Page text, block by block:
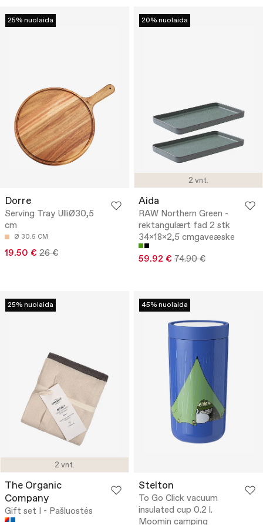
25% nuolaida
Dorre
Serving Tray UlliØ30,5
cm
Ø 30.5 CM
19.50 € 26 €
2 vnt.
20% nuolaida
Aida
RAW Northern Green -
rektangulært fad 2 stk
34x18x2,5 cmgaveæske
59.92 € 74.90 €
2 vnt.
25% nuolaida
The Organic
Company
Gift set I - Pašluostės
45% nuolaida
Stelton
To Go Click vacuum
insulated cup 0.2 l.
Moomin camping